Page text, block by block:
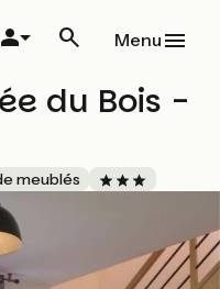
Menu
du Bois -
meublés